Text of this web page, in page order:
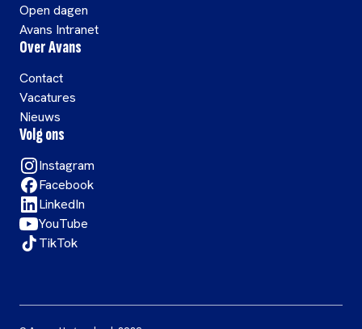
Open dagen
Avans Intranet
Over Avans
Contact
Vacatures
Nieuws
Volg ons
Instagram
Facebook
LinkedIn
YouTube
TikTok